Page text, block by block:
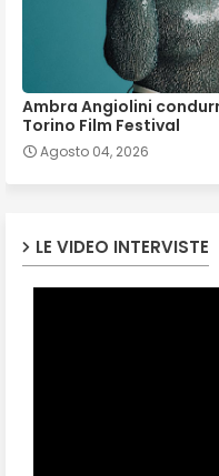
Ambra Angiolini
Torino Film Festival
Agosto 04, 2026
LE VIDEO INTERVISTE